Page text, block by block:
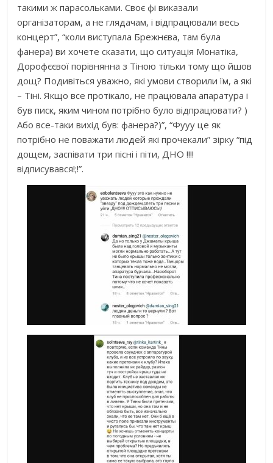
такими ж парасольками. Своє фі виказали
організаторам, а не глядачам, і відпрацювали весь
концерт”, “коли виступала Брежнєва, там була
фанера) ви хочете сказати, що ситуація Монатіка,
Дорофєєвої порівнянна з Тіною тільки тому що йшов
дощ? Подивіться уважно, які умови створили їм, а які
– Тіні. Якщо все протікало, не працювала апаратура і
був писк, яким чином потрібно було відпрацювати? )
Або все-таки вихід був: фанера?)”, “Фууу це як
потрібно не поважати людей які прочекали” зірку “під
дощем, заспівати три пісні і піти, ДНО !!!!
відписувався!;!”.